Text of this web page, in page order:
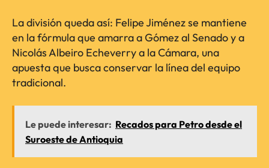
La división queda así: Felipe Jiménez se mantiene
en la fórmula que amarra a Gómez al Senado y a
Nicolás Albeiro Echeverry a la Cámara, una
apuesta que busca conservar la línea del equipo
tradicional.
Le puede interesar: Recados para Petro desde el
Suroeste de Antioquia